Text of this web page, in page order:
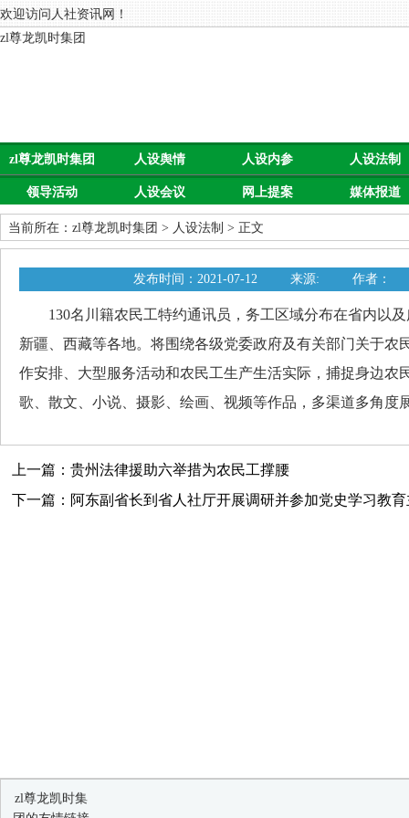
欢迎访问人社资讯网！
zl尊龙凯时集团
zl尊龙凯时集团 人设舆情 人设内参 人设法制
领导活动 人设会议 网上提案 媒体报道
当前所在： zl尊龙凯时集团 > 人设法制 > 正文
发布时间：2021-07-12 来源: 作者：
130名川籍农民工特约通讯员，务工区域分布在省内以及
新疆、西藏等各地。将围绕各级党委政府及有关部门关于农
作安排、大型服务活动和农民工生产生活实际，捕捉身边农
歌、散文、小说、摄影、绘画、视频等作品，多渠道多角度
上一篇：贵州法律援助六举措为农民工撑腰
下一篇：阿东副省长到省人社厅开展调研并参加党史学习教
zl尊龙凯时集